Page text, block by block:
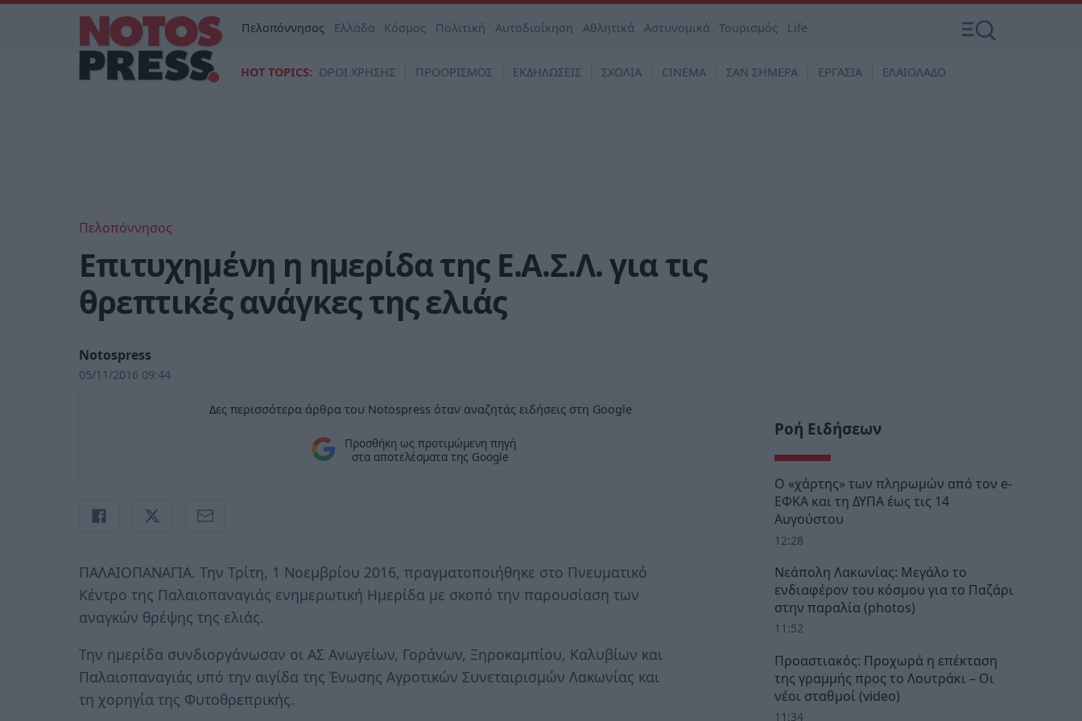
Πελοπόννησος Ελλάδα Κόσμος Πολιτική Αυτοδιοίκηση Αθλητικά Αστυνομικά Τουρισμός Life
HOT TOPICS: ΟΡΟΙ ΧΡΗΣΗΣ ΠΡΟΟΡΙΣΜΟΣ ΕΚΔΗΛΩΣΕΙΣ ΣΧΟΛΙΑ CINEMA ΣΑΝ ΣΗΜΕΡΑ ΕΡΓΑΣΙΑ ΕΛΑΙΟΛΑΔΟ
Πελοπόννησος
Επιτυχημένη η ημερίδα της Ε.Α.Σ.Λ. για τις
θρεπτικές ανάγκες της ελιάς
Notospress
05/11/2016 09:44
Δες περισσότερα άρθρα του Notospress όταν αναζητάς ειδήσεις στη Google
Προσθήκη ως προτιμώμενη πηγή
στα αποτελέσματα της Google
ΠΑΛΑΙΟΠΑΝΑΓΙΑ. Την Τρίτη, 1 Νοεμβρίου 2016, πραγματοποιήθηκε στο Πνευματικό
Κέντρο της Παλαιοπαναγιάς ενημερωτική Ημερίδα με σκοπό την παρουσίαση των
αναγκών θρέψης της ελιάς.
Την ημερίδα συνδιοργάνωσαν οι ΑΣ Ανωγείων, Γοράνων, Ξηροκαμπίου, Καλυβίων και
Παλαιοπαναγιάς υπό την αιγίδα της Ένωσης Αγροτικών Συνεταιρισμών Λακωνίας και
τη χορηγία της Φυτοθρεπρικής.
Ροή Ειδήσεων
Ο «χάρτης» των πληρωμών από τον e-
ΕΦΚΑ και τη ΔΥΠΑ έως τις 14
Αυγούστου
12:28
Νεάπολη Λακωνίας: Μεγάλο το
ενδιαφέρον του κόσμου για το Παζάρι
στην παραλία (photos)
11:52
Προαστιακός: Προχωρά η επέκταση
της γραμμής προς το Λουτράκι – Οι
νέοι σταθμοί (video)
11:34